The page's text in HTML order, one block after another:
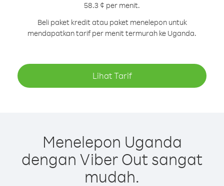
58.3 ¢ per menit.
Beli paket kredit atau paket menelepon untuk
mendapatkan tarif per menit termurah ke Uganda.
Lihat Tarif
Menelepon Uganda
dengan Viber Out sangat
mudah.